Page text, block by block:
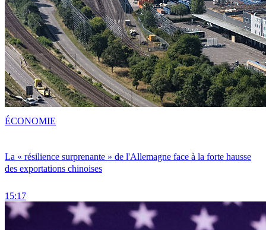
La « résilience surprenante » de l'Allemagne face à la forte hausse
des exportations chinoises
15:17
ÉCONOMIE